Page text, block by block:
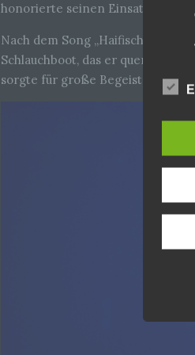
honorierte seinen Einsatz mit
Nach dem Song „Haifisch“
Schlauchboot, das er quer über
sorgte für große Begeisterung.